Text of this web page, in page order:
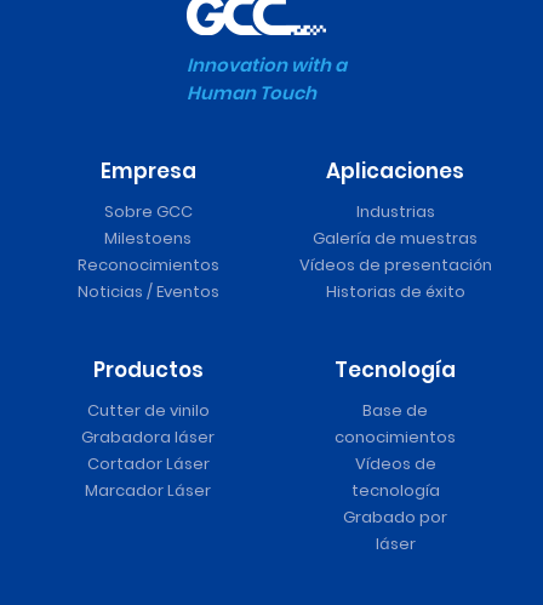
Innovation with a
Human Touch
Empresa
Sobre GCC
Milestoens
Reconocimientos
Noticias / Eventos
Aplicaciones
Industrias
Galería de muestras
Vídeos de presentación
Historias de éxito
Productos
Cutter de vinilo
Grabadora láser
Cortador Láser
Marcador Láser
Tecnología
Base de
conocimientos
Vídeos de
tecnología
Grabado por
láser